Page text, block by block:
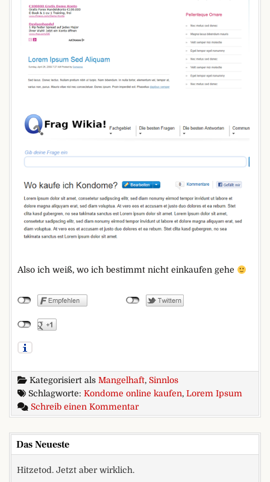
Also ich weiß, wo ich bestimmt nicht einkaufen gehe
Kategorisiert als Mangelhaft, Sinnlos
Schlagworte: Kondome online kaufen, Lorem Ipsum
Schreib einen Kommentarzu Lorem-Ipsum-Kondome
Das Neueste
Hitzetod. Jetzt aber wirklich.